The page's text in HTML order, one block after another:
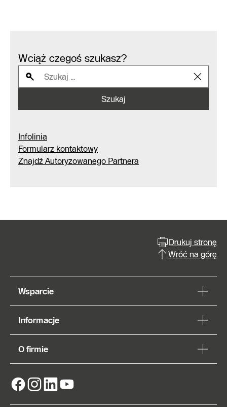
Wciąż czegoś szukasz?
Szukaj
Infolinia
Formularz kontaktowy
Znajdź Autoryzowanego Partnera
Drukuj stronę
Wróć na górę
Wsparcie
Informacje
O firmie